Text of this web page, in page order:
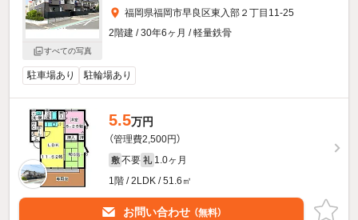
すべての写真
福岡県福岡市早良区東入部２丁目11-25
2階建 / 30年6ヶ月 / 軽量鉄骨
駐車場あり 駐輪場あり
5.5万円
（管理費2,500円）
敷 不要 礼 1.0ヶ月
1階 / 2LDK / 51.6㎡
お問い合わせ （無料）